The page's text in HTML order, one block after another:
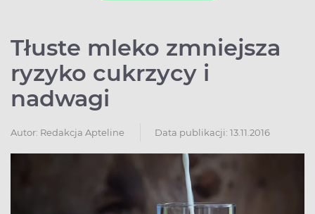
Tłuste mleko zmniejsza
ryzyko cukrzycy i
nadwagi
Autor: Redakcja Apteline Data publikacji: 13.11.2016